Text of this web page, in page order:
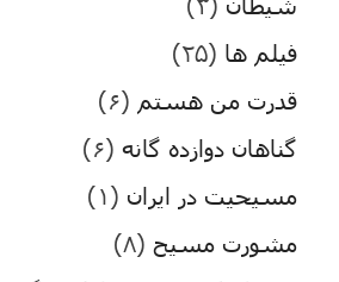
فیلم ها (۲۵)
قدرت من هستم (۶)
گناهان دوازده گانه (۶)
مسیحیت در ایران (۱)
مشورت مسیح (۸)